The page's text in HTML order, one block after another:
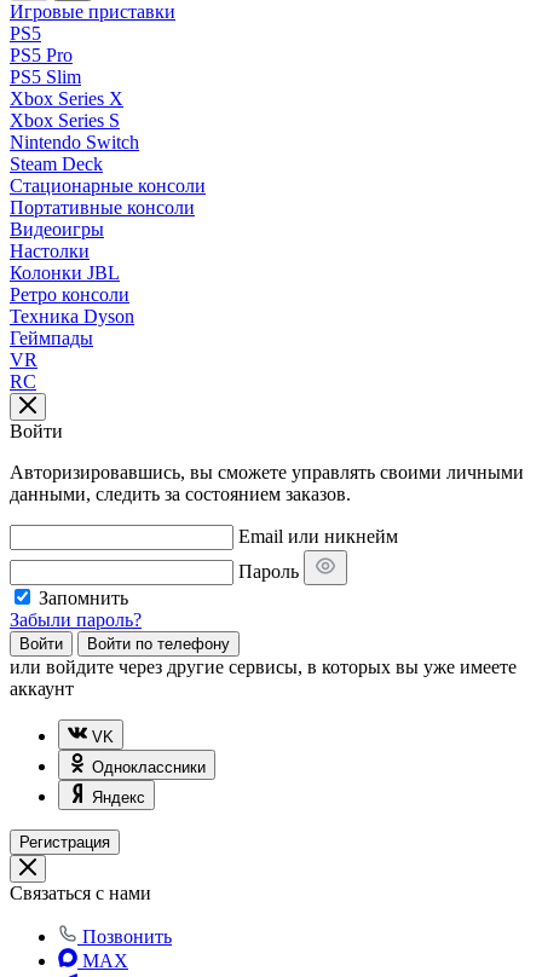
Игровые приставки
PS5
PS5 Pro
PS5 Slim
Xbox Series X
Xbox Series S
Nintendo Switch
Steam Deck
Стационарные консоли
Портативные консоли
Видеоигры
Настолки
Колонки JBL
Ретро консоли
Техника Dyson
Геймпады
VR
RC
Войти
Авторизировавшись, вы сможете управлять своими личными
данными, следить за состоянием заказов.
Email или никнейм
Пароль
Запомнить
Забыли пароль?
Войти Войти по телефону
или войдите через другие сервисы, в которых вы уже имеете
аккаунт
VK
Одноклассники
Яндекс
Регистрация
Связаться с нами
Позвонить
MAX